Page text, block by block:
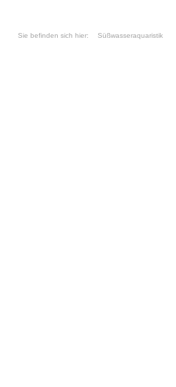
Sie befinden sich hier: Süßwasseraquaristik